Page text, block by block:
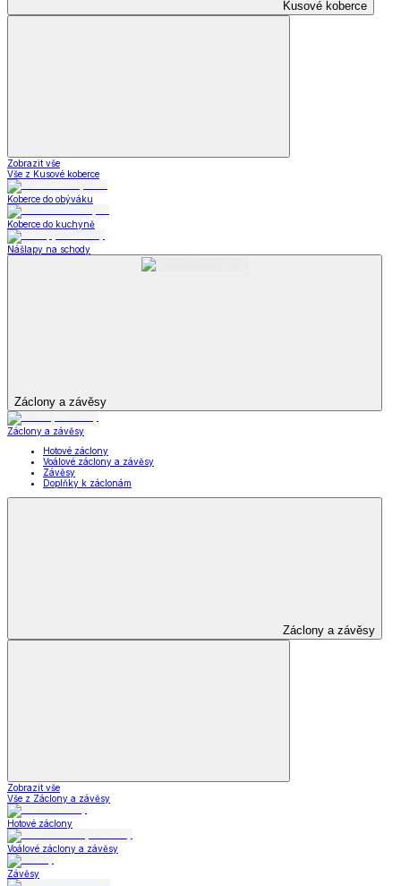
Kusové koberce
Zobrazit vše
Vše z Kusové koberce
Koberce do obýváku
Koberce do kuchyně
Nášlapy na schody
Záclony a závěsy
Záclony a závěsy
Hotové záclony
Voálové záclony a závěsy
Závěsy
Doplňky k záclonám
Záclony a závěsy
Zobrazit vše
Vše z Záclony a závěsy
Hotové záclony
Voálové záclony a závěsy
Závěsy